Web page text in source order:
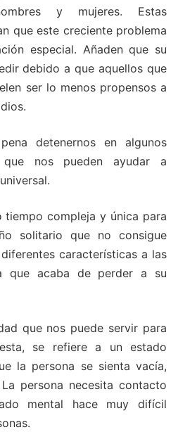
y mujeres. Estas
que este creciente problema
especial. Añaden que su
debido a que aquellos que
ser lo menos propensos a
detenernos en algunos
que nos pueden ayudar a
tiempo compleja y única para
solitario que no consigue
características a las
que acaba de perder a su
que nos puede servir para
se refiere a un estado
la persona se sienta vacía,
persona necesita contacto
mental hace muy difícil